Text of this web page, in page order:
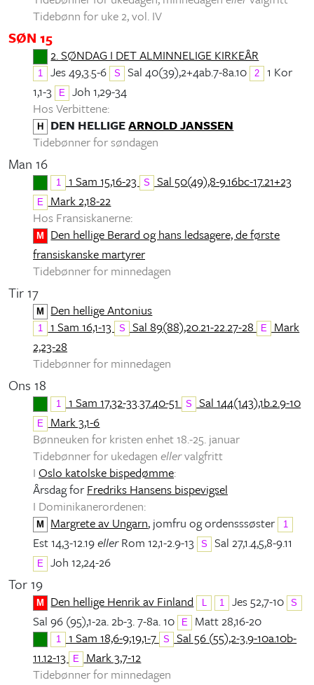
Tidebønn for uke 2, vol. IV
SØN 15
2. SØNDAG I DET ALMINNELIGE KIRKEÅR
1 Jes 49,3.5-6 S Sal 40(39),2+4ab.7-8a.10 2
1 Kor
1,1-3
E
Joh 1,29-34
Hos Verbittene:
H DEN HELLIGEARNOLD JANSSEN
Tidebønner for søndagen
Man 16
1 1 Sam 15,16-23 S Sal 50(49),8-9.16bc-17.21+23
E
Mark 2,18-22
Hos Fransiskanerne:
M
Den hellige Berard og hans ledsagere, de første
fransiskanske martyrer
Tidebønner for minnedagen
Tir 17
M Den hellige Antonius
1 1 Sam 16,1-13 S Sal 89(88),20.21-22.27-28 E
Mark
2,23-28
Tidebønner for minnedagen
Ons 18
1 1 Sam 17,32-33.37.40-51 S Sal 144(143),1b.2.9-10
E
Mark 3,1-6
Bønneuken for kristen enhet 18.-25. januar
Tidebønner for ukedagen ellervalgfritt
I Oslo katolske bispedømme:
Årsdag forFredriks Hansens bispevigsel
I Dominikanerordenen:
M Margrete av Ungarn, jomfru og ordensssøster 1
Est 14,3-12.19ellerRom 12,1-2.9-13 S Sal 27,1.4,5,8-9.11
E Joh 12,24-26
Tor 19
M Den hellige Henrik av Finland L 1 Jes 52,7-10 S
Sal 96 (95),1-2a. 2b-3. 7-8a. 10 E Matt 28,16-20
1 1 Sam 18,6-9;19,1-7 S
Sal 56 (55),2-3.9-10a.10b-
11.12-13
E
Mark 3,7-12
Tidebønner for minnedagen